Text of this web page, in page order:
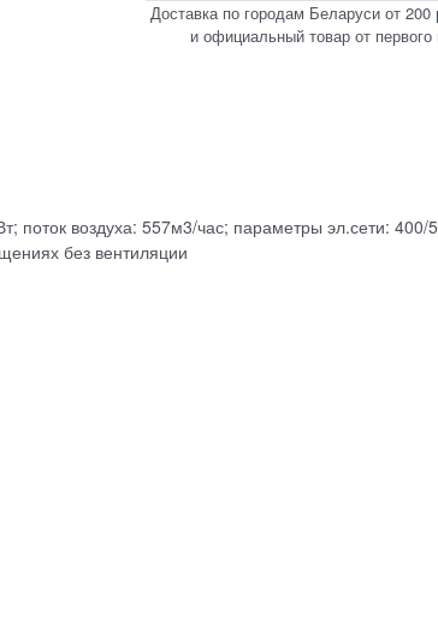
Доставка по городам Беларуси от
и официальный товар от
поток воздуха: 557м3/час; параметры эл.сети: 400/
без вентиляции